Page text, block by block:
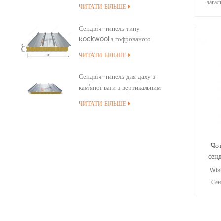
Snap Cap
ЧИТАТИ БІЛЬШЕ
Сендвіч-панель типу
Rockwool з гофрованого
покриття для даху
ЧИТАТИ БІЛЬШЕ
Сендвіч-панель для даху з
кам’яної вати з вертикальним
швом із ущільненням країв ПУ
ЧИТАТИ БІЛЬШЕ